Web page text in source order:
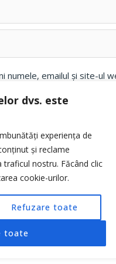
dvs. este
experiența de
și reclame
nostru. Făcând clic
cookie-urilor.
Refuzare toate
toate
numele, emailul și site-ul